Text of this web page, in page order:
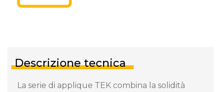
Descrizione tecnica
La serie di applique TEK combina la solidità